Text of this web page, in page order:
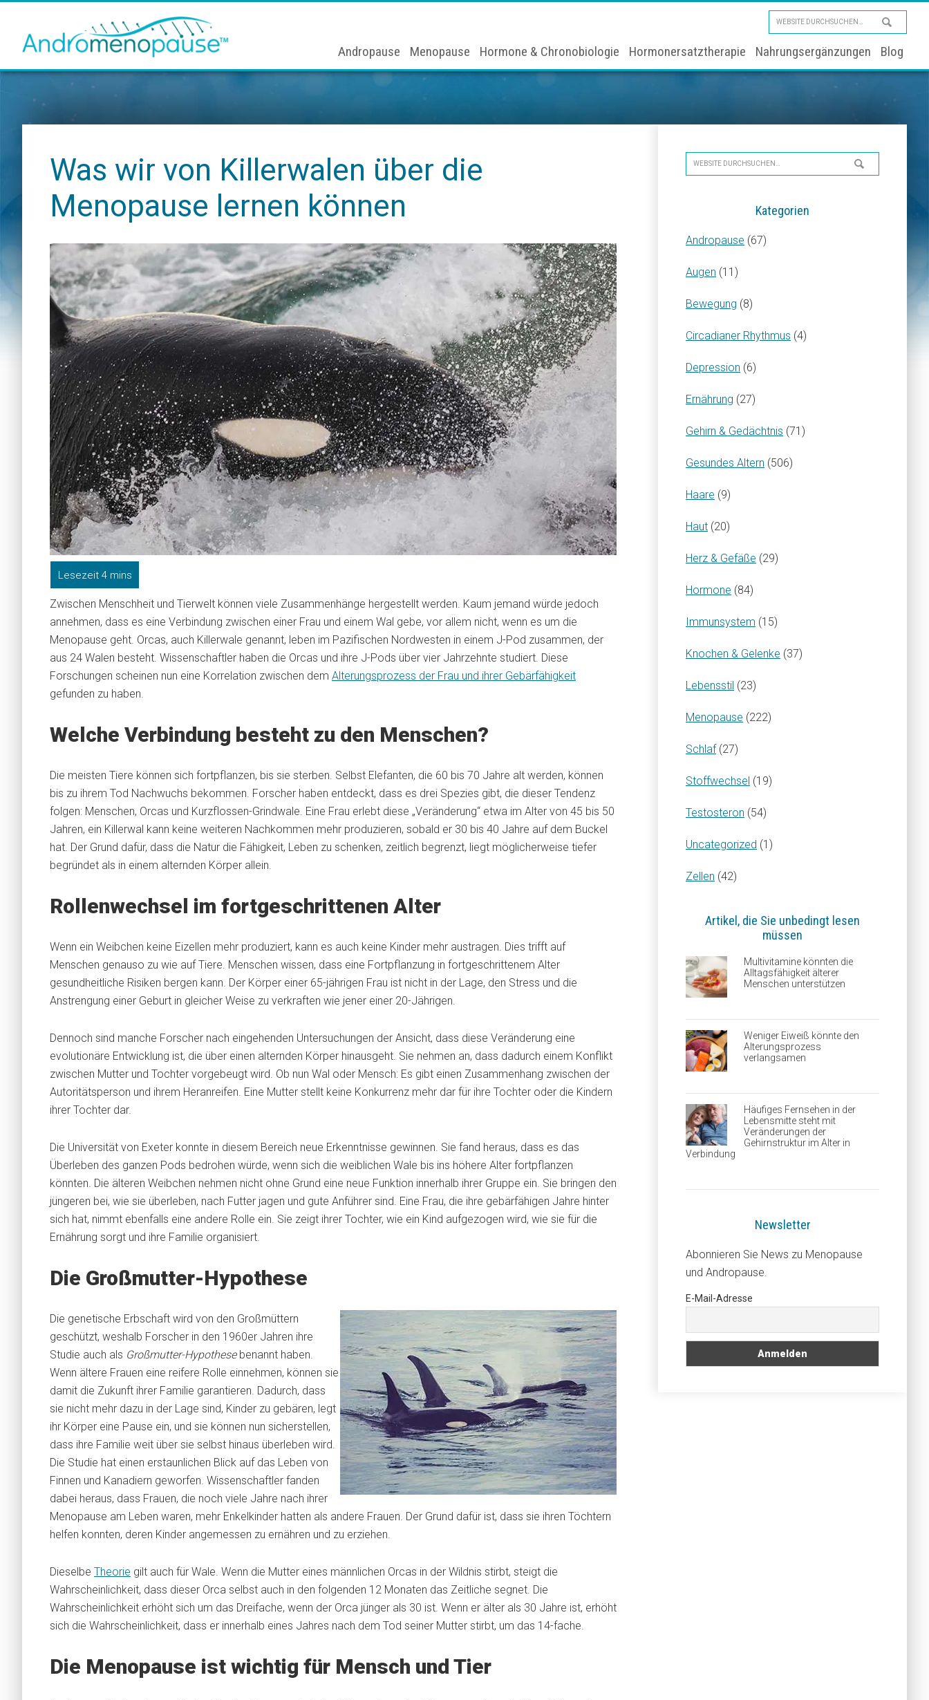
springen
springen
springen
Website
durchsuchen…
Andropause Menopause Hormone & Chronobiologie Hormonersatztherapie Nahrungsergänzungen Blog
Was wir von Killerwalen über die
Menopause lernen können
Zwischen Menschheit und Tierwelt können viele Zusammenhänge hergestellt werden. Kaum jemand würde jedoch
annehmen, dass es eine Verbindung zwischen einer Frau und einem Wal gebe, vor allem nicht, wenn es um die
Menopause geht. Orcas, auch Killerwale genannt, leben im Pazifischen Nordwesten in einem J-Pod zusammen, der
aus 24 Walen besteht. Wissenschaftler haben die Orcas und ihre J-Pods über vier Jahrzehnte studiert. Diese
Forschungen scheinen nun eine Korrelation zwischen dem Alterungsprozess der Frau und ihrer Gebärfähigkeit
gefunden zu haben.
Welche Verbindung besteht zu den Menschen?
Die meisten Tiere können sich fortpflanzen, bis sie sterben. Selbst Elefanten, die 60 bis 70 Jahre alt werden, können
bis zu ihrem Tod Nachwuchs bekommen. Forscher haben entdeckt, dass es drei Spezies gibt, die dieser Tendenz
folgen: Menschen, Orcas und Kurzflossen-Grindwale. Eine Frau erlebt diese „Veränderung“ etwa im Alter von 45 bis 50
Jahren, ein Killerwal kann keine weiteren Nachkommen mehr produzieren, sobald er 30 bis 40 Jahre auf dem Buckel
hat. Der Grund dafür, dass die Natur die Fähigkeit, Leben zu schenken, zeitlich begrenzt, liegt möglicherweise tiefer
begründet als in einem alternden Körper allein.
Rollenwechsel im fortgeschrittenen Alter
Wenn ein Weibchen keine Eizellen mehr produziert, kann es auch keine Kinder mehr austragen. Dies trifft auf
Menschen genauso zu wie auf Tiere. Menschen wissen, dass eine Fortpflanzung in fortgeschrittenem Alter
gesundheitliche Risiken bergen kann. Der Körper einer 65-jährigen Frau ist nicht in der Lage, den Stress und die
Anstrengung einer Geburt in gleicher Weise zu verkraften wie jener einer 20-Jährigen.
Dennoch sind manche Forscher nach eingehenden Untersuchungen der Ansicht, dass diese Veränderung eine
evolutionäre Entwicklung ist, die über einen alternden Körper hinausgeht. Sie nehmen an, dass dadurch einem Konflikt
zwischen Mutter und Tochter vorgebeugt wird. Ob nun Wal oder Mensch: Es gibt einen Zusammenhang zwischen der
Autoritätsperson und ihrem Heranreifen. Eine Mutter stellt keine Konkurrenz mehr dar für ihre Tochter oder die Kindern
ihrer Tochter dar.
Die Universität von Exeter konnte in diesem Bereich neue Erkenntnisse gewinnen. Sie fand heraus, dass es das
Überleben des ganzen Pods bedrohen würde, wenn sich die weiblichen Wale bis ins höhere Alter fortpflanzen
könnten. Die älteren Weibchen nehmen nicht ohne Grund eine neue Funktion innerhalb ihrer Gruppe ein. Sie bringen den
jüngeren bei, wie sie überleben, nach Futter jagen und gute Anführer sind. Eine Frau, die ihre gebärfähigen Jahre hinter
sich hat, nimmt ebenfalls eine andere Rolle ein. Sie zeigt ihrer Tochter, wie ein Kind aufgezogen wird, wie sie für die
Ernährung sorgt und ihre Familie organisiert.
Die Großmutter-Hypothese
Die genetische Erbschaft wird von den Großmüttern
geschützt, weshalb Forscher in den 1960er Jahren ihre
Studie auch als Großmutter-Hypothesebenannt haben.
Wenn ältere Frauen eine reifere Rolle einnehmen, können sie
damit die Zukunft ihrer Familie garantieren. Dadurch, dass
sie nicht mehr dazu in der Lage sind, Kinder zu gebären, legt
ihr Körper eine Pause ein, und sie können nun sicherstellen,
dass ihre Familie weit über sie selbst hinaus überleben wird.
Die Studie hat einen erstaunlichen Blick auf das Leben von
Finnen und Kanadiern geworfen. Wissenschaftler fanden
dabei heraus, dass Frauen, die noch viele Jahre nach ihrer
Menopause am Leben waren, mehr Enkelkinder hatten als andere Frauen. Der Grund dafür ist, dass sie ihren Töchtern
helfen konnten, deren Kinder angemessen zu ernähren und zu erziehen.
Dieselbe Theorie gilt auch für Wale. Wenn die Mutter eines männlichen Orcas in der Wildnis stirbt, steigt die
Wahrscheinlichkeit, dass dieser Orca selbst auch in den folgenden 12 Monaten das Zeitliche segnet. Die
Wahrscheinlichkeit erhöht sich um das Dreifache, wenn der Orca jünger als 30 ist. Wenn er älter als 30 Jahre ist, erhöht
sich die Wahrscheinlichkeit, dass er innerhalb eines Jahres nach dem Tod seiner Mutter stirbt, um das 14-fache.
Die Menopause ist wichtig für Mensch und Tier
Seitenspalte
Website
durchsuchen…
Kategorien
Andropause (67)
Augen (11)
Bewegung (8)
Circadianer Rhythmus (4)
Depression (6)
Ernährung (27)
Gehirn & Gedächtnis (71)
Gesundes Altern (506)
Haare (9)
Haut (20)
Herz & Gefäße (29)
Hormone (84)
Immunsystem (15)
Knochen & Gelenke (37)
Lebensstil (23)
Menopause (222)
Schlaf(27)
Stoffwechsel (19)
Testosteron (54)
Uncategorized (1)
Zellen (42)
Artikel, die Sie unbedingt lesen
müssen
Multivitamine könnten die
Alltagsfähigkeit älterer
Menschen unterstützen
Weniger Eiweiß könnte den
Alterungsprozess
verlangsamen
Häufiges Fernsehen in der
Lebensmitte steht mit
Veränderungen der
Gehirnstruktur im Alter in
Verbindung
Newsletter
Abonnieren Sie News zu Menopause
und Andropause.
E-Mail-Adresse